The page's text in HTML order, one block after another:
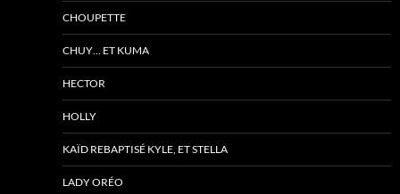
CHOUPETTE
CHUY… ET KUMA
HECTOR
HOLLY
KAÏD REBAPTISÉ KYLE, ET STELLA
LADY ORÉO